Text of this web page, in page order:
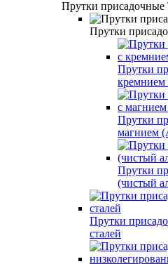
Прутки присадочные
Прутки
Прутки
Прутки
магнием
Прутки
(чистый
Прутки
сталей